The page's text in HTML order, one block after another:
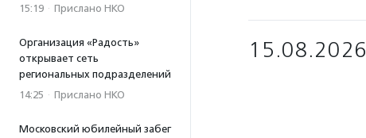
15:19 · Прислано НКО
Организация «Радость»
открывает сеть
региональных подразделений
14:25 · Прислано НКО
Московский юбилейный забег
15.08.2026